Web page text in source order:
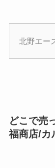
北野エー
どこで売
福商店/カ